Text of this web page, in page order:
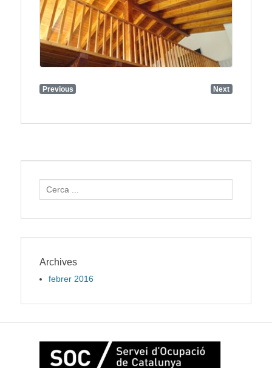
Previous Next
Search
for:
Archives
febrer 2016